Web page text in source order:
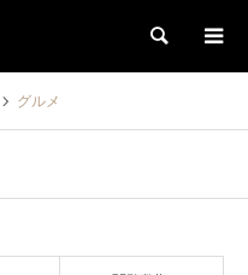
検索
グルメ